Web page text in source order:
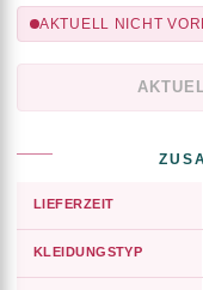
AKTUELL NICHT
LIEFERZEIT
KLEIDUNGSTYP